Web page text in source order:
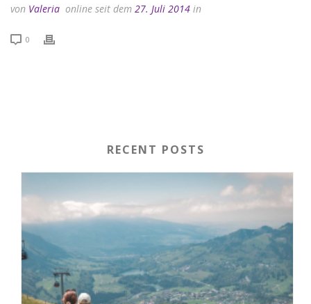
von Valeria online seit dem 27. Juli 2014 in
0
RECENT POSTS